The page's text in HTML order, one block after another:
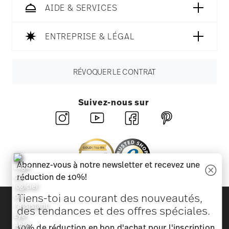
AIDE & SERVICES
ENTREPRISE & LÉGAL
RÉVOQUER LE CONTRAT
Suivez-nous sur
Découvrez toutes nos marques
Beauté et fonctionnalité pour votre maison
Abonnez-vous à notre newsletter et recevez une
réduction de 10%!
Tiens-toi au courant des nouveautés,
des tendances et des offres spéciales.